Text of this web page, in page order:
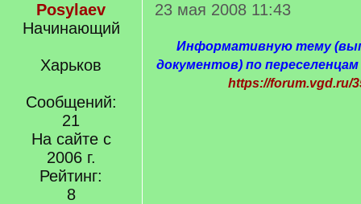
Posylaev
Начинающий
Харьков
Сообщений:
21
На сайте с
2006 г.
Рейтинг:
8
23 мая 2008 11:43
Информативную тему
документов) по
https://forum.vgd.ru/